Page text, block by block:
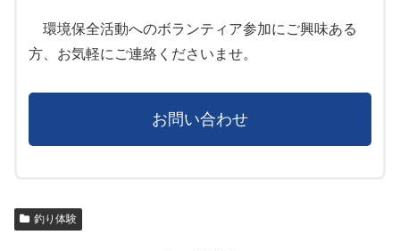
環境保全活動へのボランティア参加にご興味ある
方、お気軽にご連絡くださいませ。
お問い合わせ
釣り体験